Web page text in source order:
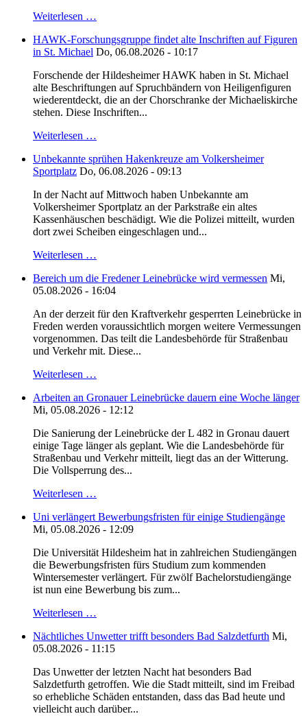
Weiterlesen …
HAWK-Forschungsgruppe findet alte Inschriften auf Figuren
in St. Michael Do, 06.08.2026 - 10:17
Forschende der Hildesheimer HAWK haben in St. Michael
alte Beschriftungen auf Spruchbändern von Heiligenfiguren
wiederentdeckt, die an der Chorschranke der Michaeliskirche
stehen. Diese Inschriften...
Weiterlesen …
Unbekannte sprühen Hakenkreuze am Volkersheimer
Sportplatz Do, 06.08.2026 - 09:13
In der Nacht auf Mittwoch haben Unbekannte am
Volkersheimer Sportplatz an der Parkstraße ein altes
Kassenhäuschen beschädigt. Wie die Polizei mitteilt, wurden
dort zwei Scheiben eingeschlagen und...
Weiterlesen …
Bereich um die Fredener Leinebrücke wird vermessen Mi,
05.08.2026 - 16:04
An der derzeit für den Kraftverkehr gesperrten Leinebrücke in
Freden werden voraussichtlich morgen weitere Vermessungen
vorgenommen. Das teilt die Landesbehörde für Straßenbau
und Verkehr mit. Diese...
Weiterlesen …
Arbeiten an Gronauer Leinebrücke dauern eine Woche länger
Mi, 05.08.2026 - 12:12
Die Sanierung der Leinebrücke der L 482 in Gronau dauert
einige Tage länger als geplant. Wie die Landesbehörde für
Straßenbau und Verkehr mitteilt, liegt das an der Witterung.
Die Vollsperrung des...
Weiterlesen …
Uni verlängert Bewerbungsfristen für einige Studiengänge
Mi, 05.08.2026 - 12:09
Die Universität Hildesheim hat in zahlreichen Studiengängen
die Bewerbungsfristen fürs Studium zum kommenden
Wintersemester verlängert. Für zwölf Bachelorstudiengänge
ist nun eine Bewerbung bis zum...
Weiterlesen …
Nächtliches Unwetter trifft besonders Bad Salzdetfurth Mi,
05.08.2026 - 11:15
Das Unwetter der letzten Nacht hat besonders Bad
Salzdetfurth getroffen. Wie die Stadt mitteilt, sind im Freibad
so erhebliche Schäden entstanden, dass das Bad heute und
vielleicht auch darüber...